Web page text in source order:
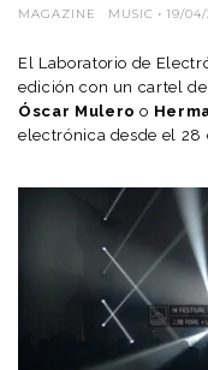
MAGAZINE MUSIC · 19/
El Laboratorio de
edición con un cartel
Óscar Mulero o
electrónica desde el 28